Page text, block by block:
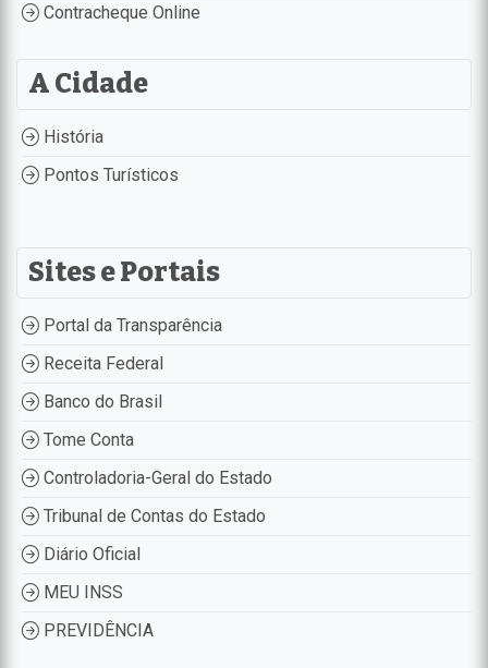
Contracheque Online
A Cidade
História
Pontos Turísticos
Sites e Portais
Portal da Transparência
Receita Federal
Banco do Brasil
Tome Conta
Controladoria-Geral do Estado
Tribunal de Contas do Estado
Diário Oficial
MEU INSS
PREVIDÊNCIA